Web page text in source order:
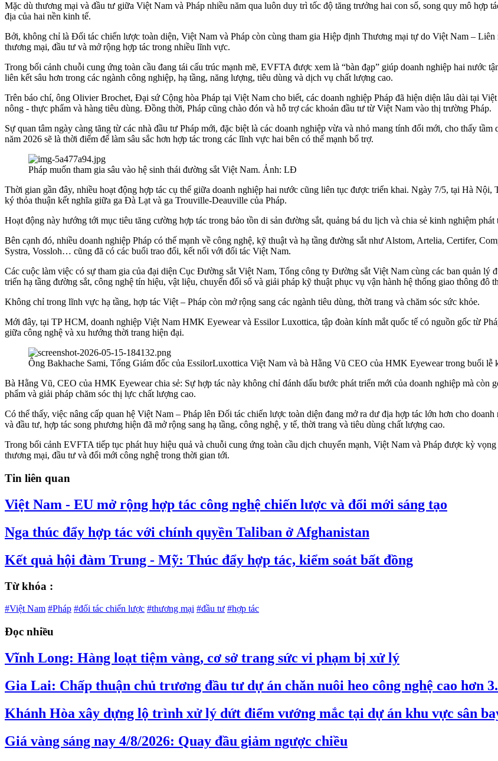
Mặc dù thương mại và đầu tư giữa Việt Nam và Pháp nhiều năm qua luôn duy trì tốc độ tăng trưởng hai con số, song quy mô hợp
địa của hai nền kinh tế.
Bởi, không chỉ là Đối tác chiến lược toàn diện, Việt Nam và Pháp còn cùng tham gia Hiệp định Thương mại tự do Việt Nam –
thương mại, đầu tư và mở rộng hợp tác trong nhiều lĩnh vực.
Trong bối cảnh chuỗi cung ứng toàn cầu đang tái cấu trúc mạnh mẽ, EVFTA được xem là “bàn đạp” giúp doanh nghiệp hai nước
liên kết sâu hơn trong các ngành công nghiệp, hạ tầng, năng lượng, tiêu dùng và dịch vụ chất lượng cao.
Trên báo chí, ông Olivier Brochet, Đại sứ Cộng hòa Pháp tại Việt Nam cho biết, các doanh nghiệp Pháp đã hiện diện lâu dài tại
nông - thực phẩm và hàng tiêu dùng. Đồng thời, Pháp cũng chào đón và hỗ trợ các khoản đầu tư từ Việt Nam vào thị trường Pháp.
Sự quan tâm ngày càng tăng từ các nhà đầu tư Pháp mới, đặc biệt là các doanh nghiệp vừa và nhỏ mang tính đổi mới, cho thấy
năm 2026 sẽ là thời điểm để làm sâu sắc hơn hợp tác trong các lĩnh vực hai bên có thế mạnh bổ trợ.
Pháp muốn tham gia sâu vào hệ sinh thái đường sắt Việt Nam. Ảnh: LĐ
Thời gian gần đây, nhiều hoạt động hợp tác cụ thể giữa doanh nghiệp hai nước cũng liên tục được triển khai. Ngày 7/5, tại Hà
ký thỏa thuận kết nghĩa giữa ga Đà Lạt và ga Trouville-Deauville của Pháp.
Hoạt động này hướng tới mục tiêu tăng cường hợp tác trong bảo tồn di sản đường sắt, quảng bá du lịch và chia sẻ kinh nghiệm phát
Bên cạnh đó, nhiều doanh nghiệp Pháp có thế mạnh về công nghệ, kỹ thuật và hạ tầng đường sắt như Alstom, Artelia, Certifer,
Systra, Vossloh… cũng đã có các buổi trao đổi, kết nối với đối tác Việt Nam.
Các cuộc làm việc có sự tham gia của đại diện Cục Đường sắt Việt Nam, Tổng công ty Đường sắt Việt Nam cùng các ban quản
triển hạ tầng đường sắt, công nghệ tín hiệu, vật liệu, chuyển đổi số và giải pháp kỹ thuật phục vụ vận hành hệ thống giao thông đô
Không chỉ trong lĩnh vực hạ tầng, hợp tác Việt – Pháp còn mở rộng sang các ngành tiêu dùng, thời trang và chăm sóc sức khỏe.
Mới đây, tại TP HCM, doanh nghiệp Việt Nam HMK Eyewear và Essilor Luxottica, tập đoàn kính mắt quốc tế có nguồn gốc từ
giữa công nghệ và xu hướng thời trang hiện đại.
Ông Bakhache Sami, Tổng Giám đốc của EssilorLuxottica Việt Nam và bà Hằng Vũ CEO của HMK Eyewear trong buổi lễ
Bà Hằng Vũ, CEO của HMK Eyewear chia sẻ: Sự hợp tác này không chỉ đánh dấu bước phát triển mới của doanh nghiệp mà còn
phẩm và giải pháp chăm sóc thị lực chất lượng cao.
Có thể thấy, việc nâng cấp quan hệ Việt Nam – Pháp lên Đối tác chiến lược toàn diện đang mở ra dư địa hợp tác lớn hơn cho
và đầu tư, hợp tác song phương hiện đã mở rộng sang hạ tầng, công nghệ, y tế, thời trang và tiêu dùng chất lượng cao.
Trong bối cảnh EVFTA tiếp tục phát huy hiệu quả và chuỗi cung ứng toàn cầu dịch chuyển mạnh, Việt Nam và Pháp được kỳ
thương mại, đầu tư và đổi mới công nghệ trong thời gian tới.
Tin liên quan
Việt Nam - EU mở rộng hợp tác công nghệ chiến lược và đổi mới sáng tạo
Nga thúc đẩy hợp tác với chính quyền Taliban ở Afghanistan
Kết quả hội đàm Trung - Mỹ: Thúc đẩy hợp tác, kiểm soát bất đồng
Từ khóa :
#Việt Nam #Pháp #đối tác chiến lược #thương mại #đầu tư #hợp tác
Đọc nhiều
Vĩnh Long: Hàng loạt tiệm vàng, cơ sở trang sức vi phạm bị xử lý
Gia Lai: Chấp thuận chủ trương đầu tư dự án chăn nuôi heo công nghệ cao hơn
Khánh Hòa xây dựng lộ trình xử lý dứt điểm vướng mắc tại dự án khu vực sân
Giá vàng sáng nay 4/8/2026: Quay đầu giảm ngược chiều